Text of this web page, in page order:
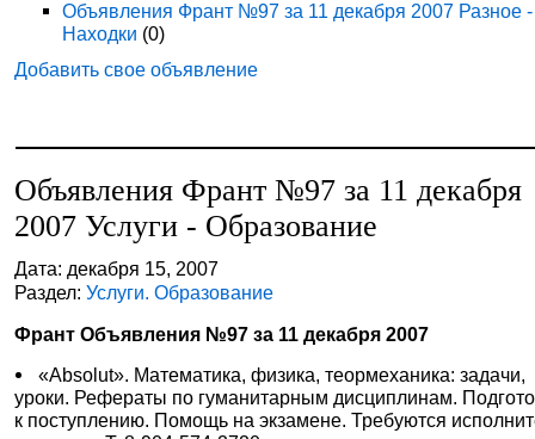
Объявления Франт №97 за 11 декабря 2007 Разное -
Находки (0)
Добавить свое объявление
Объявления Франт №97 за 11 декабря
2007 Услуги - Образование
Дата: декабря 15, 2007
Раздел:Услуги. Образование
Франт Объявления №97 за 11 декабря 2007
«Absolut». Математика, физика, теормеханика: задачи,
уроки. Рефераты по гуманитарным дисциплинам.
к поступлению. Помощь на экзамене. Требуются